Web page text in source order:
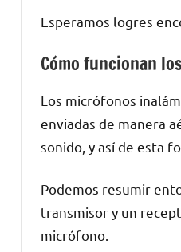
Esperamos logres
Cómo funcionan
Los micrófonos
enviadas de manera
sonido, y así de esta
Podemos resumir
transmisor y un
micrófono.